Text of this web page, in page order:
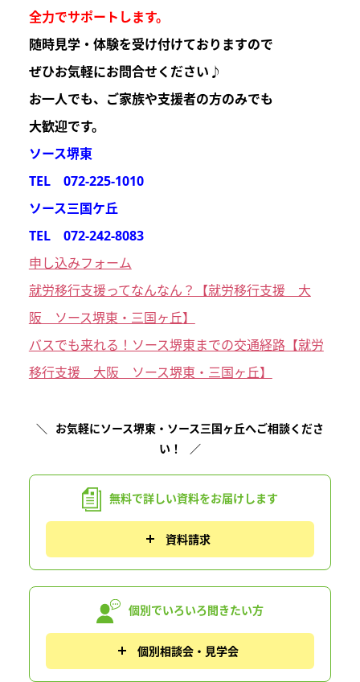
全力でサポートします。
随時見学・体験を受け付けておりますので
ぜひお気軽にお問合せください♪
お一人でも、ご家族や支援者の方のみでも
大歓迎です。
ソース堺東
TEL 072-225-1010
ソース三国ケ丘
TEL 072-242-8083
申し込みフォーム
就労移行支援ってなんなん？【就労移行支援 大
阪 ソース堺東・三国ヶ丘】
バスでも来れる！ソース堺東までの交通経路【就労
移行支援 大阪 ソース堺東・三国ヶ丘】
お気軽にソース堺東・ソース三国ヶ丘へご相談くださ
い！
無料で詳しい資料をお届けします
資料請求
個別でいろいろ聞きたい方
個別相談会・見学会